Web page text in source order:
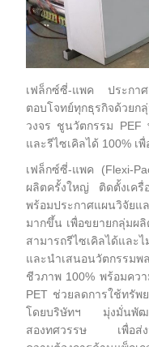
เฟล็กซ์ซี่-แพค ประกาศ
ตอบโจทย์ทุกธุรกิจด้วย
วงจร ชูนวัตกรรม PEF
และรีไซเคิลได้ 100% เ
เฟล็กซ์ซี่-แพค (Flexi-
ผลิตครั้งใหญ่ ติดตั้งเค
พร้อมประกาศแผนวิจัย
มากขึ้น เพื่อขยายกลุ่มผ
สามารถรีไซเคิลได้และ
และนำเสนอนวัตกรรม
ชีวภาพ 100% พร้อมคว
PET ช่วยลดการใช้ทรัพ
โดยบริษัทฯ มุ่งมั่นพัฒน
สองทศวรรษ เพื่อส่งม